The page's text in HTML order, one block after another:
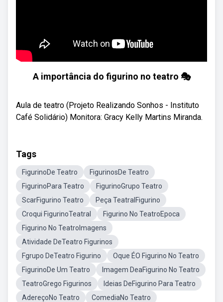
A importância do figurino no teatro 🎭
Aula de teatro (Projeto Realizando Sonhos - Instituto
Café Solidário) Monitora: Gracy Kelly Martins Miranda.
Tags
FigurinoDe Teatro
FigurinosDe Teatro
FigurinoPara Teatro
FigurinoGrupo Teatro
ScarFigurino Teatro
Peça TeatralFigurino
Croqui FigurinoTeatral
Figurino No TeatroEpoca
Figurino No TeatroImagens
Atividade DeTeatro Figurinos
Fgrupo DeTeatro Figurino
Oque ÉO Figurino No Teatro
FigurinoDe Um Teatro
Imagem DeaFigurino No Teatro
TeatroGrego Figurinos
Ideias DeFigurino Para Teatro
AdereçoNo Teatro
ComediaNo Teatro